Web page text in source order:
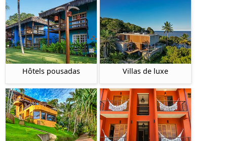
Hôtels pousadas Villas de luxe